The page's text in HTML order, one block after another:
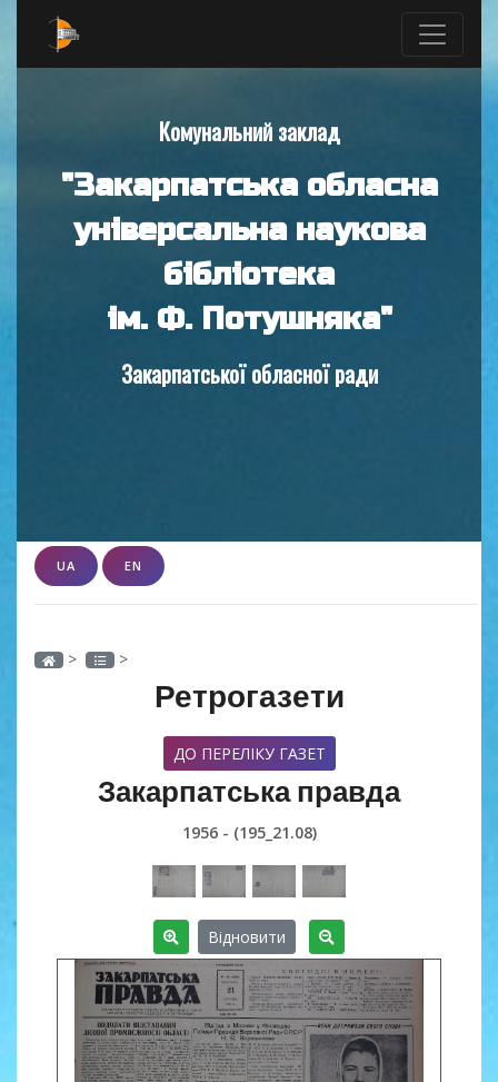
Комунальний заклад
"Закарпатська обласна
універсальна наукова
бібліотека
ім. Ф. Потушняка"
Закарпатської обласної ради
UA EN
> >
Ретрогазети
ДО ПЕРЕЛІКУ ГАЗЕТ
Закарпатська правда
1956 - (195_21.08)
Відновити